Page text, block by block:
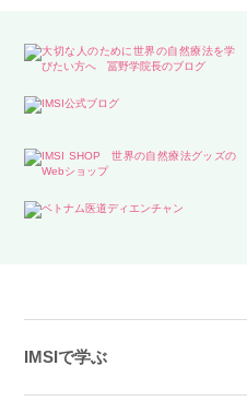
IMSIで学ぶ